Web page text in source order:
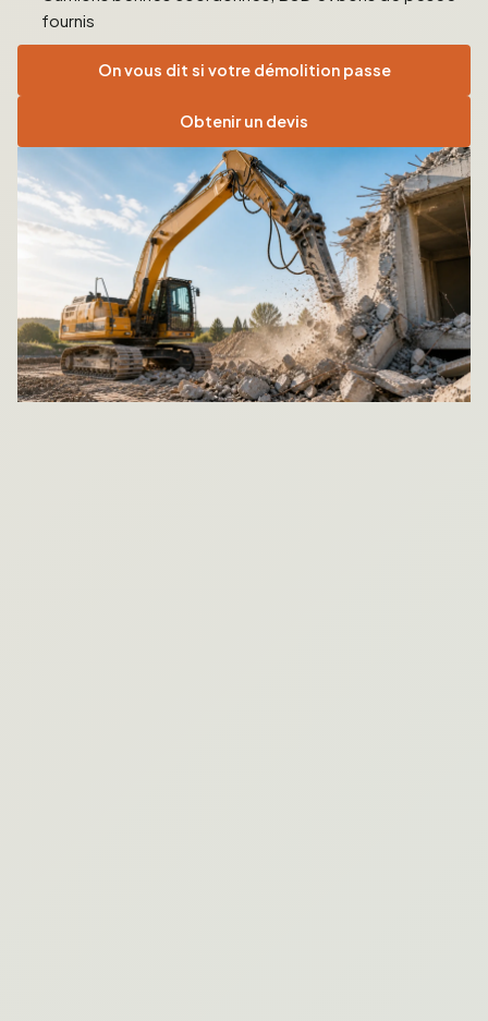
fournis
On vous dit si votre démolition passe
Obtenir un devis